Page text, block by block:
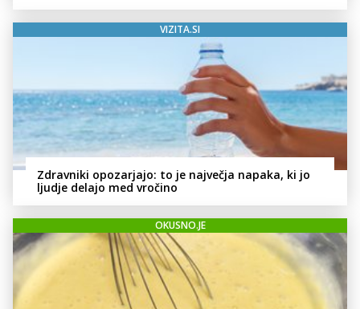
VIZITA.SI
Zdravniki opozarjajo: to je največja napaka, ki jo
ljudje delajo med vročino
OKUSNO.JE